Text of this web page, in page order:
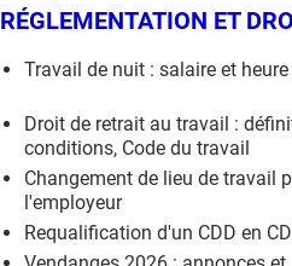
RÉGLEMENTATION ET
Travail de nuit : salaire et
Droit de retrait au travail :
conditions, Code du travail
Changement de lieu de travail
l'employeur
Requalification d'un CDD en